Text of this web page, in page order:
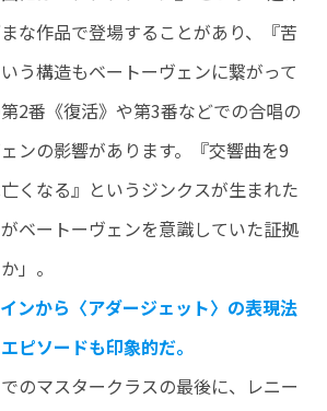
な作品で登場することがあり、『苦
う構造もベートーヴェンに繋がって
2番《復活》や第3番などでの合唱の
ンの影響があります。『交響曲を9
くなる』というジンクスが生まれた
ベートーヴェンを意識していた証拠
」。
ンから〈アダージェット〉の表現法
ピソードも印象的だ。
でのマスタークラスの最後に、レニー